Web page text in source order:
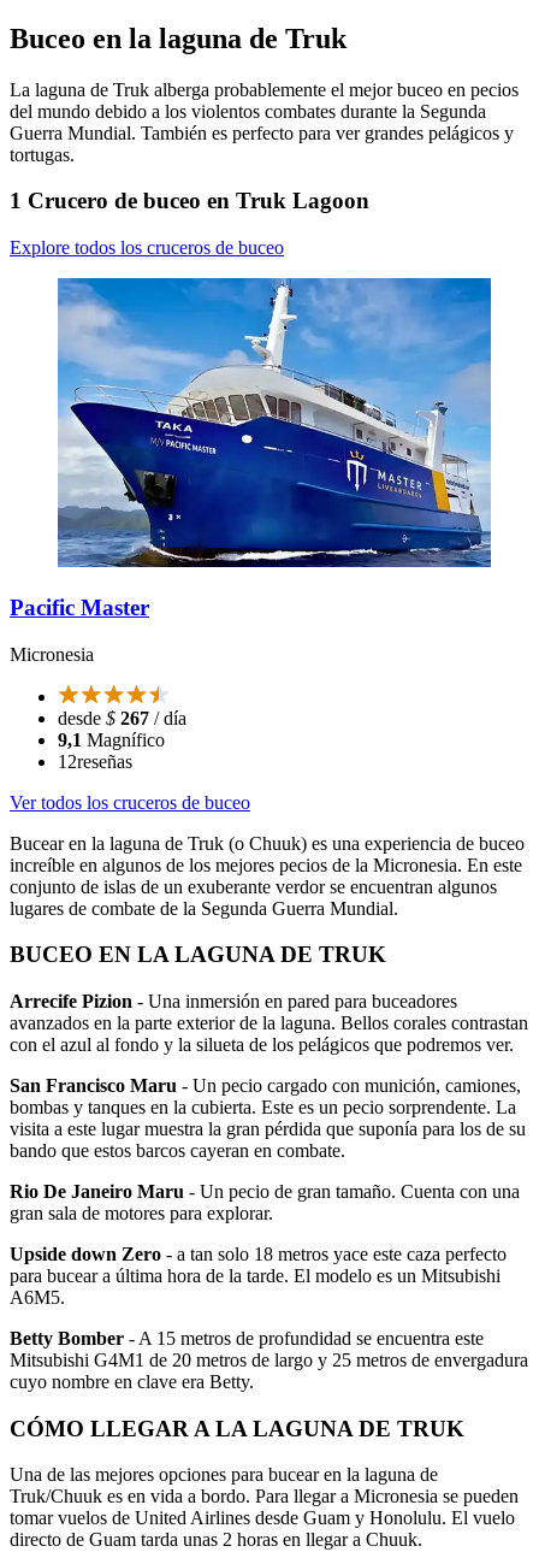
Buceo en la laguna de Truk
La laguna de Truk alberga probablemente el mejor buceo en pecios
del mundo debido a los violentos combates durante la Segunda
Guerra Mundial. También es perfecto para ver grandes pelágicos y
tortugas.
1 Crucero de buceo en Truk Lagoon
Explore todos los cruceros de buceo
Pacific Master
Micronesia
desde $ 267 / día
9,1 Magnífico
12reseñas
Ver todos los cruceros de buceo
Bucear en la laguna de Truk (o Chuuk) es una experiencia de buceo
increíble en algunos de los mejores pecios de la Micronesia. En este
conjunto de islas de un exuberante verdor se encuentran algunos
lugares de combate de la Segunda Guerra Mundial.
BUCEO EN LA LAGUNA DE TRUK
Arrecife Pizion - Una inmersión en pared para buceadores
avanzados en la parte exterior de la laguna. Bellos corales contrastan
con el azul al fondo y la silueta de los pelágicos que podremos ver.
San Francisco Maru - Un pecio cargado con munición, camiones,
bombas y tanques en la cubierta. Este es un pecio sorprendente. La
visita a este lugar muestra la gran pérdida que suponía para los de su
bando que estos barcos cayeran en combate.
Rio De Janeiro Maru - Un pecio de gran tamaño. Cuenta con una
gran sala de motores para explorar.
Upside down Zero - a tan solo 18 metros yace este caza perfecto
para bucear a última hora de la tarde. El modelo es un Mitsubishi
A6M5.
Betty Bomber - A 15 metros de profundidad se encuentra este
Mitsubishi G4M1 de 20 metros de largo y 25 metros de envergadura
cuyo nombre en clave era Betty.
CÓMO LLEGAR A LA LAGUNA DE TRUK
Una de las mejores opciones para bucear en la laguna de
Truk/Chuuk es en vida a bordo. Para llegar a Micronesia se pueden
tomar vuelos de United Airlines desde Guam y Honolulu. El vuelo
directo de Guam tarda unas 2 horas en llegar a Chuuk.